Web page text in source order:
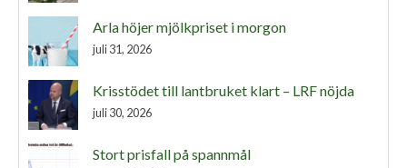
Arla höjer mjölkpriset i morgon
juli 31, 2026
Krisstödet till lantbruket klart – LRF nöjda
juli 30, 2026
Stort prisfall på spannmål